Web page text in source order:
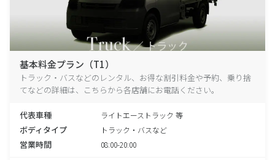
基本料金プラン（T1）
トラック・バスなどのレンタル、お得な割引料金や予約、乗り捨
てなどの詳細は、こちらから各店舗にお電話ください。
代表車種 ライトエーストラック 等
ボディタイプ トラック・バスなど
営業時間 08:00-20:00